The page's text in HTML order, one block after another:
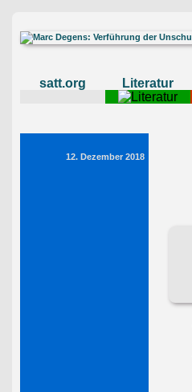
satt.org Literatur
12. Dezember 2018